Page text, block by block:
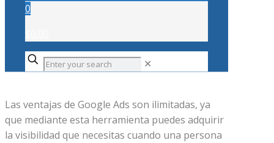
0
✕
Las ventajas de Google Ads son ilimitadas, ya
que mediante esta herramienta puedes adquirir
la visibilidad que necesitas cuando una persona